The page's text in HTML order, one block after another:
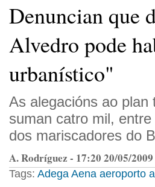
Denuncian que
Alvedro pode
urbanístico"
As alegacións ao
suman catro mil,
dos mariscadores do
A. Rodríguez - 17:20 20/05/2009
Tags: Adega Aena aeroporto